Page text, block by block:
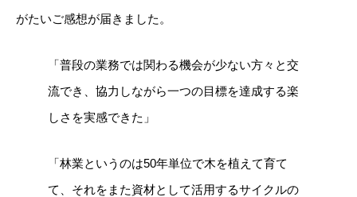
がたいご感想が届きました。
「普段の業務では関わる機会が少ない方々と交
流でき、協力しながら一つの目標を達成する楽
しさを実感できた」
「林業というのは50年単位で木を植えて育て
て、それをまた資材として活用するサイクルの